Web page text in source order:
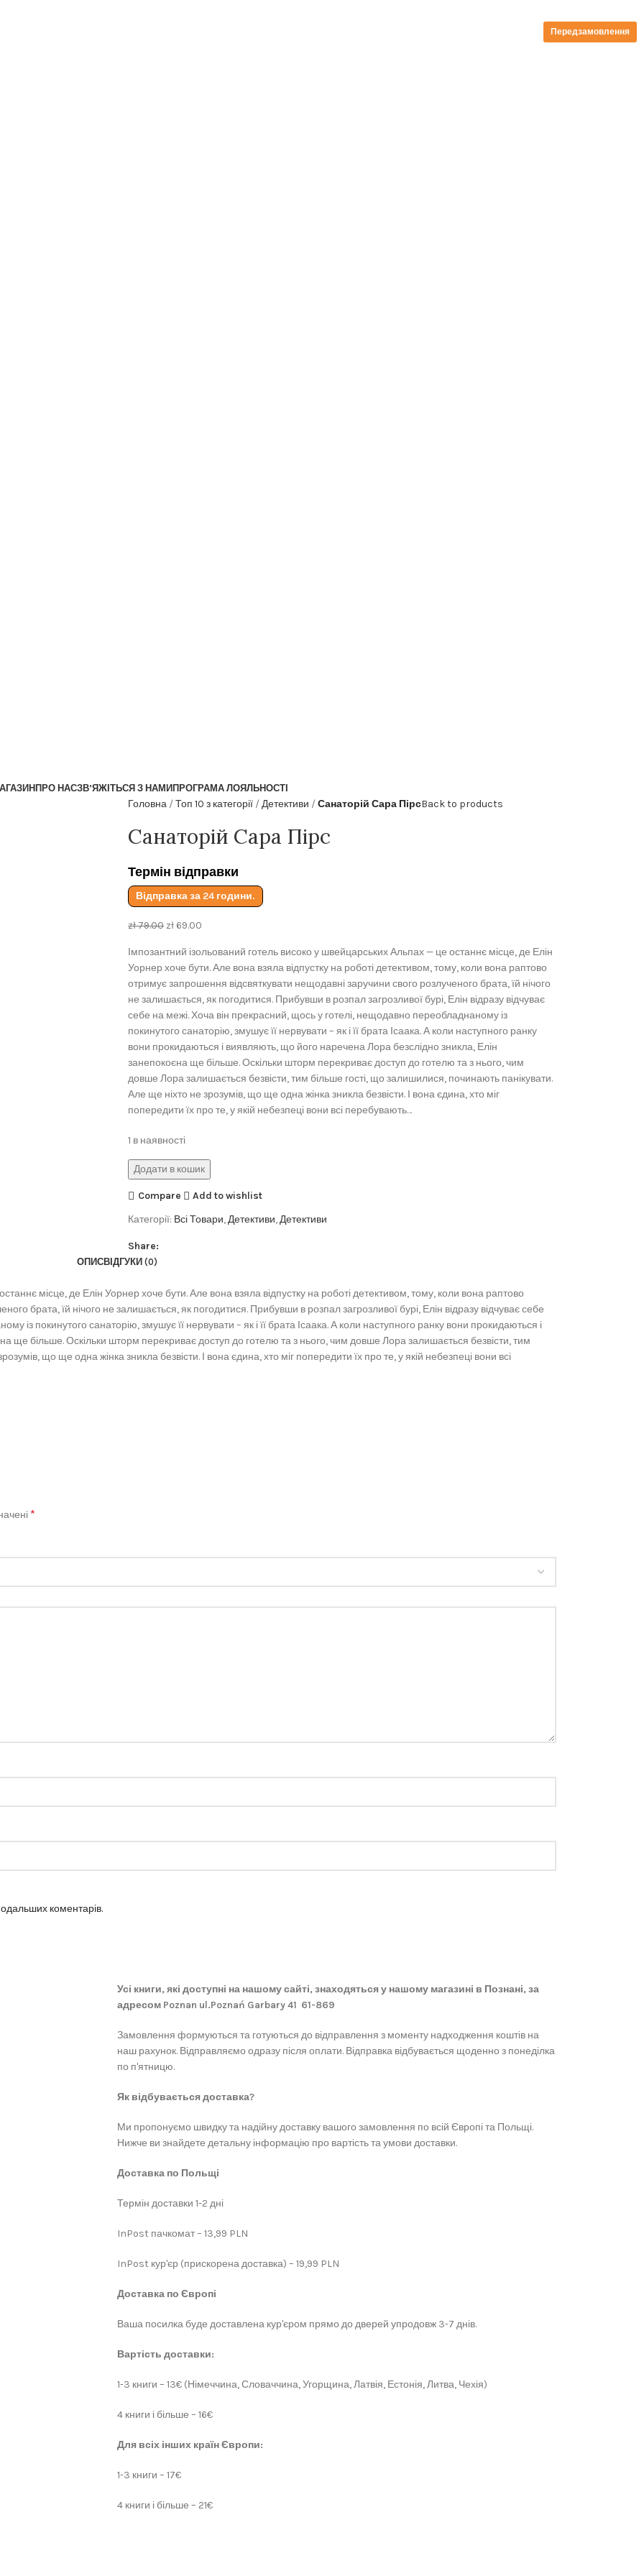
ПРО НАСЗВ’ЯЖІТЬСЯ З НАМИ ПРОГРАМА ЛОЯЛЬНОСТІ
Головна Топ 10 з категорії Детективи Санаторій Сара ПірсBack to products
Санаторій Сара Пірс
Термін відправки
Відправка за 24 години.
zł79.00 zł69.00
Імпозантний ізольований готель високо у швейцарських Альпах — це останнє місце, де Елін
Уорнер хоче бути. Але вона взяла відпустку на роботі детективом, тому, коли вона раптово
отримує запрошення відсвяткувати нещодавні заручини свого розлученого брата, їй нічого
не залишається, як погодитися. Прибувши в розпал загрозливої бурі, Елін відразу відчуває
себе на межі. Хоча він прекрасний, щось у готелі, нещодавно переобладнаному із
покинутого санаторію, змушує її нервувати – як і її брата Ісаака. А коли наступного ранку
вони прокидаються і виявляють, що його наречена Лора безслідно зникла, Елін
занепокоєна ще більше. Оскільки шторм перекриває доступ до готелю та з нього, чим
довше Лора залишається безвісти, тим більше гості, що залишилися, починають панікувати.
Але ще ніхто не зрозумів, що ще одна жінка зникла безвісти. І вона єдина, хто міг
попередити їх про те, у якій небезпеці вони всі перебувають…
1 в наявності
Додати в кошик
Compare
Add to wishlist
Категорії: Всі Товари,Детективи,Детективи
Share:
ОПИСВІДГУКИ (0)
місце, де Елін Уорнер хоче бути. Але вона взяла відпустку на роботі детективом, тому, коли вона раптово
брата, їй нічого не залишається, як погодитися. Прибувши в розпал загрозливої бурі, Елін відразу відчуває себе
із покинутого санаторію, змушує її нервувати – як і її брата Ісаака. А коли наступного ранку вони прокидаються і
ще більше. Оскільки шторм перекриває доступ до готелю та з нього, чим довше Лора залишається безвісти, тим
що ще одна жінка зникла безвісти. І вона єдина, хто міг попередити їх про те, у якій небезпеці вони всі
*
коментарів.
Усі книги, які доступні на нашому сайті, знаходяться у нашому магазині в Познані, за
адресом Poznan ul.Poznań Garbary 41 61-869
Замовлення формуються та готуються до відправлення з моменту надходження коштів на
наш рахунок. Відправляємо одразу після оплати. Відправка відбувається щоденно з понеділка
по п'ятницю.
Як відбувається доставка?
Ми пропонуємо швидку та надійну доставку вашого замовлення по всій Європі та Польщі.
Нижче ви знайдете детальну інформацію про вартість та умови доставки.
Доставка по Польщі
Термін доставки 1-2 дні
InPost пачкомат – 13,99 PLN
InPost кур'єр (прискорена доставка) – 19,99 PLN
Доставка по Європі
Ваша посилка буде доставлена кур'єром прямо до дверей упродовж 3-7 днів.
Вартість доставки:
1-3 книги – 13€ (Німеччина, Словаччина, Угорщина, Латвія, Естонія, Литва, Чехія)
4 книги і більше – 16€
Для всіх інших країн Європи:
1-3 книги – 17€
4 книги і більше – 21€
Передзамовлення